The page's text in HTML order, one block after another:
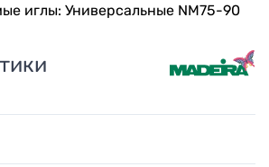
иглы: Универсальные NM75-90